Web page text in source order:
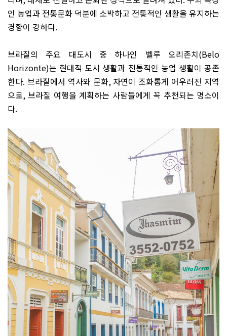
인 농업과 전통문화 덕분에 소박하고 전통적인 생활을 유지하는
경향이 강하다.
브라질의 주요 대도시 중 하나인 벨루 오리존치(Belo
Horizonte)는 현대적 도시 생활과 전통적인 농업 생활이 공존
한다. 브라질에서 역사와 문화, 자연이 조화롭게 어우러진 지역
으로,브라질 여행을 계획하는 사람들에게 꼭 추천되는 명소이
다.